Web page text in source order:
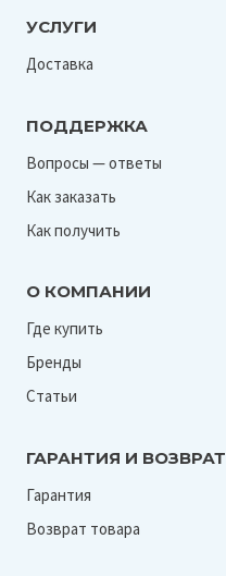
УСЛУГИ
Доставка
ПОДДЕРЖКА
Вопросы — ответы
Как заказать
Как получить
О КОМПАНИИ
Где купить
Бренды
Статьи
ГАРАНТИЯ И ВОЗВРАТ
Гарантия
Возврат товара